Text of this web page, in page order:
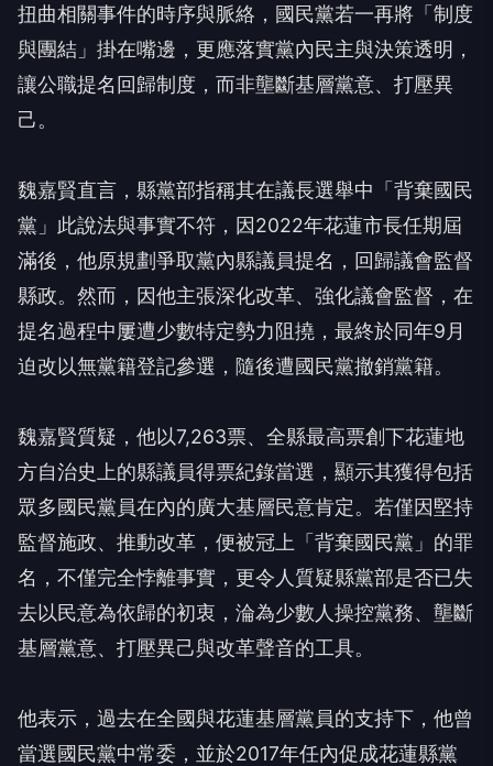
扭曲相關事件的時序與脈絡，國民黨若一再將「制度
與團結」掛在嘴邊，更應落實黨內民主與決策透明，
讓公職提名回歸制度，而非壟斷基層黨意、打壓異
己。
魏嘉賢直言，縣黨部指稱其在議長選舉中「背棄國民
黨」此說法與事實不符，因2022年花蓮市長任期屆
滿後，他原規劃爭取黨內縣議員提名，回歸議會監督
縣政。然而，因他主張深化改革、強化議會監督，在
提名過程中屢遭少數特定勢力阻撓，最終於同年9月
迫改以無黨籍登記參選，隨後遭國民黨撤銷黨籍。
魏嘉賢質疑，他以7,263票、全縣最高票創下花蓮地
方自治史上的縣議員得票紀錄當選，顯示其獲得包括
眾多國民黨員在內的廣大基層民意肯定。若僅因堅持
監督施政、推動改革，便被冠上「背棄國民黨」的罪
名，不僅完全悖離事實，更令人質疑縣黨部是否已失
去以民意為依歸的初衷，淪為少數人操控黨務、壟斷
基層黨意、打壓異己與改革聲音的工具。
他表示，過去在全國與花蓮基層黨員的支持下，他曾
當選國民黨中常委，並於2017年任內促成花蓮縣黨